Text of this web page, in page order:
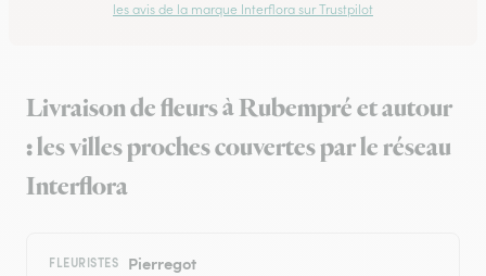
les avis de la marque Interflora sur Trustpilot
Livraison de fleurs à Rubempré et autour
: les villes proches couvertes par le réseau
Interflora
FLEURISTES Pierregot